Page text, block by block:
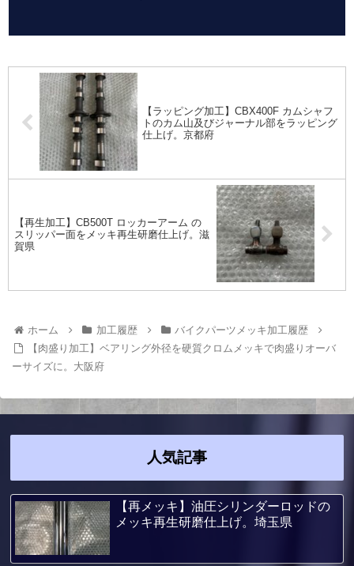
【ラッピング加工】CBX400F カムシャフ
トのカム山及びジャーナル部をラッピング
仕上げ。京都府
【再生加工】CB500T ロッカーアーム の
スリッパー面をメッキ再生研磨仕上げ。滋
賀県
ホーム 加工履歴
バイクパーツメッキ加工履歴
【肉盛り加工】ベアリング外径を硬質クロムメッキで肉盛りオーバ
ーサイズに。大阪府
人気記事
【再メッキ】油圧シリンダーロッドの
メッキ再生研磨仕上げ。埼玉県